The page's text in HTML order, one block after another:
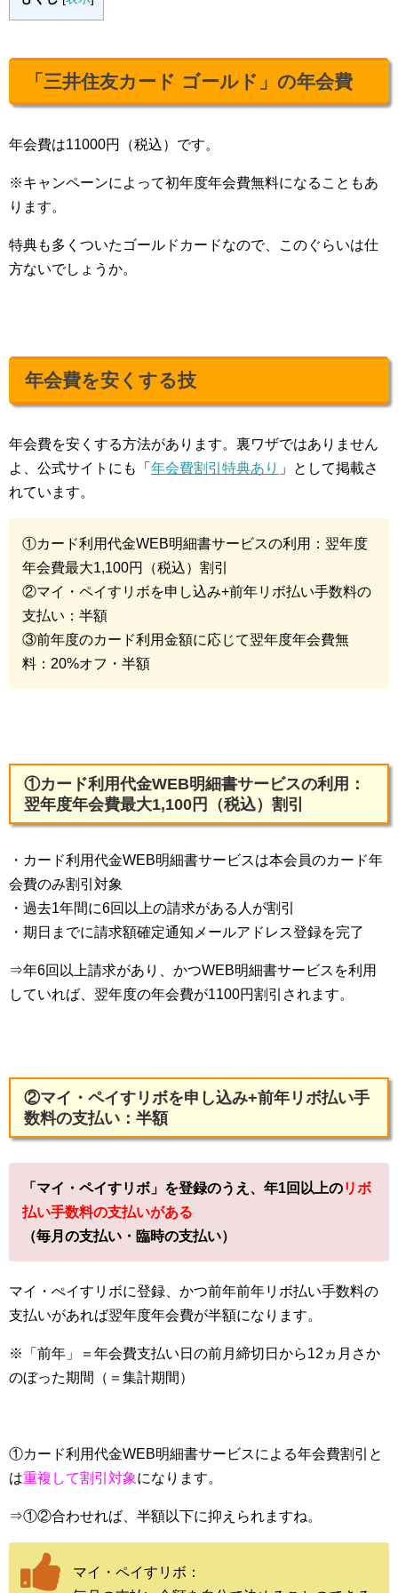
「三井住友カード ゴールド」の年会費
年会費は11000円（税込）です。
※キャンペーンによって初年度年会費無料になることもあ
ります。
特典も多くついたゴールドカードなので、このぐらいは仕
方ないでしょうか。
年会費を安くする技
年会費を安くする方法があります。裏ワザではありません
よ、公式サイトにも「 年会費割引特典あり 」として掲載さ
れています。
①カード利用代金WEB明細書サービスの利用：翌年度
年会費最大1,100円（税込）割引
②マイ・ペイすリボを申し込み+前年リボ払い手数料の
支払い：半額
③前年度のカード利用金額に応じて翌年度年会費無
料：20%オフ・半額
①カード利用代金WEB明細書サービスの利用：
翌年度年会費最大1,100円（税込）割引
・カード利用代金WEB明細書サービスは本会員のカード年
会費のみ割引対象
・過去1年間に6回以上の請求がある人が割引
・期日までに請求額確定通知メールアドレス登録を完了
⇒年6回以上請求があり、かつWEB明細書サービスを利用
していれば、翌年度の年会費が1100円割引されます。
②マイ・ペイすリボを申し込み+前年リボ払い手
数料の支払い：半額
「マイ・ペイすリボ」を登録のうえ、年1回以上のリボ
払い手数料の支払いがある
（毎月の支払い・臨時の支払い）
マイ・ぺイすリボに登録、かつ前年前年リボ払い手数料の
支払いがあれば翌年度年会費が半額になります。
※「前年」＝年会費支払い日の前月締切日から12ヵ月さか
のぼった期間（＝集計期間）
①カード利用代金WEB明細書サービスによる年会費割引と
は重複して割引対象になります。
⇒①②合わせれば、半額以下に抑えられますね。
マイ・ペイすリボ：